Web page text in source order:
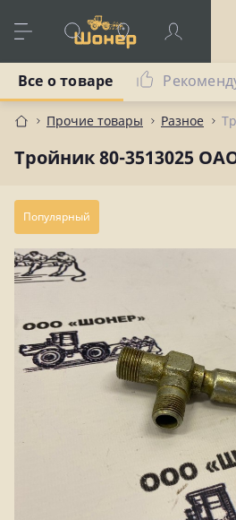
Прочие товары Разное
Тройник 80-3513025
Все о товаре
Популярный